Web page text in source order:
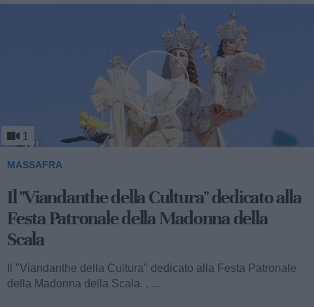
1
MASSAFRA
Viandanthe della Cultura: la "Chiesa
Rupestre della Buona Nuova"
Ecco a voi il terzo speciale del "Viandanthe della Cultura"
dedicato alla Madonna della Scala. Vi porteremo alla
scoperta della "Chiesa...